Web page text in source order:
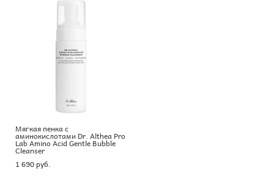
Мягкая пенка с
аминокислотами Dr. Althea Pro
Lab Amino Acid Gentle Bubble
Cleanser
1 690 pуб.